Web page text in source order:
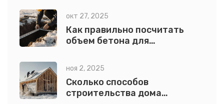
ленточного и плитного
основания
окт 27, 2025
Как правильно посчитать
объем бетона для
конструкций
ноя 2, 2025
Сколько способов
строительства дома